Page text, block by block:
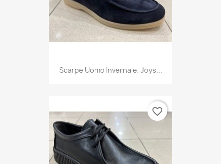
Scarpe Uomo Invernale, Joys...
favorite_border